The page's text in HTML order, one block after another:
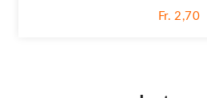
Fr. 2,70